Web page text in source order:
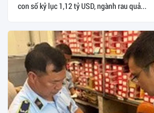
con số kỷ lục 1,12 tỷ USD, ngành rau quả...